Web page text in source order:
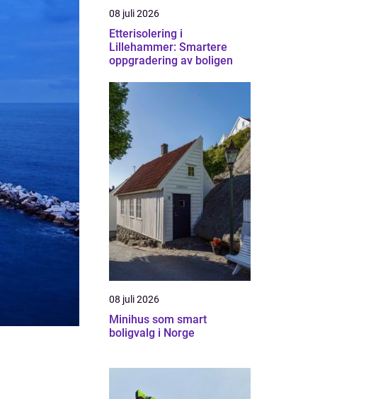
08 juli 2026
Etterisolering i
Lillehammer: Smartere
oppgradering av boligen
08 juli 2026
Minihus som smart
boligvalg i Norge